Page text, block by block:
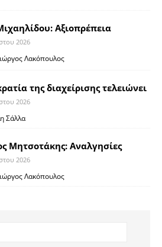
Αξιοπρέπεια
2026
Λακόπουλος
της διαχείρισης τελειώνει
2026
Σάλλα
Μητσοτάκης: Αναλγησίες
2026
Λακόπουλος